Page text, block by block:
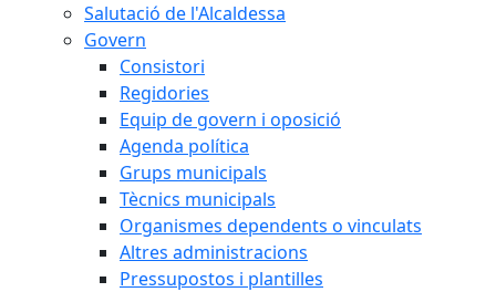
Salutació de l'Alcaldessa
Govern
Consistori
Regidories
Equip de govern i oposició
Agenda política
Grups municipals
Tècnics municipals
Organismes dependents o vinculats
Altres administracions
Pressupostos i plantilles